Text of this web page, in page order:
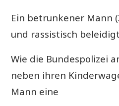
Ein betrunkener Mann
und rassistisch
Wie die Bundespolizei
neben ihren
Mann eine